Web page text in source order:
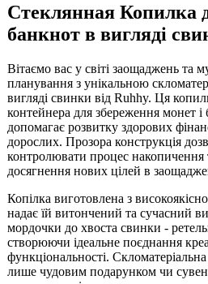
Cтеклянная Копилка
банкнот в вигляді
Вітаємо вас у світі заощаджень та
планування з унікальною
вигляді свинки від Ruhhy. Ця
контейнера для збереження монет і
допомагає розвитку здорових
дорослих. Прозора конструкція
контролювати процес накопичення
досягнення нових цілей в
Копілка виготовлена з
надає їй витончений та сучасний
мордочки до хвоста свинки -
створюючи ідеальне поєднання
функціональності.
лише чудовим подарунком чи